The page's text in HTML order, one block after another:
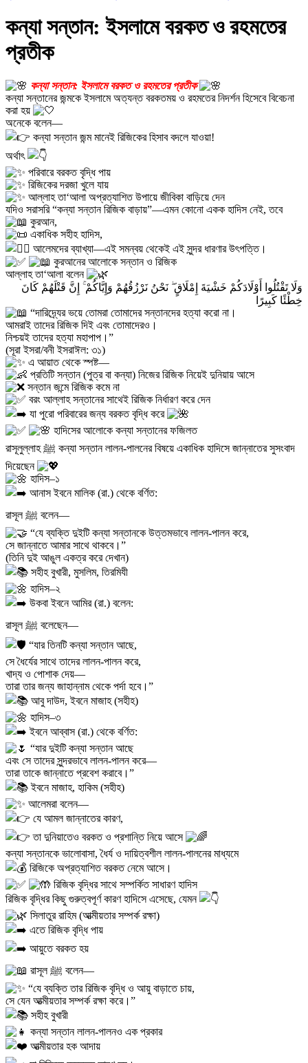
কন্যা সন্তান: ইসলামে বরকত ও রহমতের
প্রতীক
কন্যা সন্তান: ইসলামে বরকত ও রহমতের প্রতীক
কন্যা সন্তানের জন্মকে ইসলামে অত্যন্ত বরকতময় ও রহমতের নিদর্শন হিসেবে বিবেচনা
করা হয়
অনেকে বলেন—
কন্যা সন্তান জন্ম মানেই রিজিকের হিসাব বদলে যাওয়া!
অর্থাৎ
পরিবারে বরকত বৃদ্ধি পায়
রিজিকের দরজা খুলে যায়
আল্লাহ তা‘আলা অপ্রত্যাশিত উপায়ে জীবিকা বাড়িয়ে দেন
যদিও সরাসরি “কন্যা সন্তান রিজিক বাড়ায়”—এমন কোনো একক হাদিস নেই, তবে
কুরআন,
একাধিক সহীহ হাদিস,
আলেমদের ব্যাখ্যা—এই সমন্বয় থেকেই এই সুন্দর ধারণার উৎপত্তি।
কুরআনের আলোকে সন্তান ও রিজিক
আল্লাহ তা‘আলা বলেন
وَلَا تَقْتُلُوا أَوْلَادَكُمْ خَشْيَةَ إِمْلَاقٍ ۖ نَحْنُ نَرْزُقُهُمْ وَإِيَّاكُمْ ۚ إِنَّ قَتْلَهُمْ كَانَ
خِطْئًا كَبِيرًا
“দারিদ্র্যের ভয়ে তোমরা তোমাদের সন্তানদের হত্যা করো না।
আমরাই তাদের রিজিক দিই এবং তোমাদেরও।
নিশ্চয়ই তাদের হত্যা মহাপাপ।”
(সূরা ইসরা/বনী ইসরাঈল: ৩১)
এ আয়াত থেকে স্পষ্ট—
প্রতিটি সন্তান (পুত্র বা কন্যা) নিজের রিজিক নিয়েই দুনিয়ায় আসে
সন্তান জন্মে রিজিক কমে না
বরং আল্লাহ সন্তানের সাথেই রিজিক নির্ধারণ করে দেন
যা পুরো পরিবারের জন্য বরকত বৃদ্ধি করে
হাদিসের আলোকে কন্যা সন্তানের ফজিলত
রাসূলুল্লাহ ﷺ কন্যা সন্তান লালন-পালনের বিষয়ে একাধিক হাদিসে জান্নাতের সুসংবাদ
দিয়েছেন
হাদিস–১
আনাস ইবনে মালিক (রা.) থেকে বর্ণিত:
রাসূল ﷺ বলেন—
“যে ব্যক্তি দুইটি কন্যা সন্তানকে উত্তমভাবে লালন-পালন করে,
সে জান্নাতে আমার সাথে থাকবে।”
(তিনি দুই আঙুল একত্র করে দেখান)
সহীহ বুখারী, মুসলিম, তিরমিযী
হাদিস–২
উকবা ইবনে আমির (রা.) বলেন:
রাসূল ﷺ বলেছেন—
“যার তিনটি কন্যা সন্তান আছে,
সে ধৈর্যের সাথে তাদের লালন-পালন করে,
খাদ্য ও পোশাক দেয়—
তারা তার জন্য জাহান্নাম থেকে পর্দা হবে।”
আবু দাউদ, ইবনে মাজাহ (সহীহ)
হাদিস–৩
ইবনে আব্বাস (রা.) থেকে বর্ণিত:
“যার দুইটি কন্যা সন্তান আছে
এবং সে তাদের সুন্দরভাবে লালন-পালন করে—
তারা তাকে জান্নাতে প্রবেশ করাবে।”
ইবনে মাজাহ, হাকিম (সহীহ)
আলেমরা বলেন—
যে আমল জান্নাতের কারণ,
তা দুনিয়াতেও বরকত ও প্রশান্তি নিয়ে আসে
কন্যা সন্তানকে ভালোবাসা, ধৈর্য ও দায়িত্বশীল লালন-পালনের মাধ্যমে
রিজিকে অপ্রত্যাশিত বরকত নেমে আসে।
রিজিক বৃদ্ধির সাথে সম্পর্কিত সাধারণ হাদিস
রিজিক বৃদ্ধির কিছু গুরুত্বপূর্ণ কারণ হাদিসে এসেছে, যেমন
সিলাতুর রাহিম (আত্মীয়তার সম্পর্ক রক্ষা)
এতে রিজিক বৃদ্ধি পায়
আয়ুতে বরকত হয়
রাসূল ﷺ বলেন—
“যে ব্যক্তি তার রিজিক বৃদ্ধি ও আয়ু বাড়াতে চায়,
সে যেন আত্মীয়তার সম্পর্ক রক্ষা করে।”
সহীহ বুখারী
কন্যা সন্তান লালন-পালনও এক প্রকার
আত্মীয়তার হক আদায়